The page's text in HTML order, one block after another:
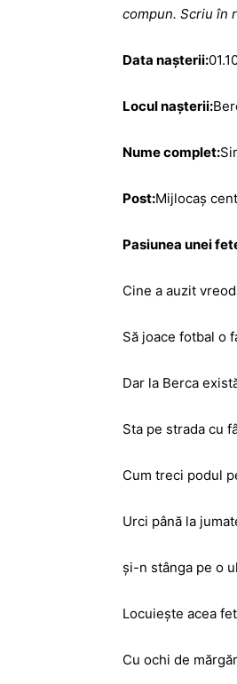
compun. Scriu în
Data naşterii:
Locul naşterii:
Nume complet:
Post:Mijlocaş
Pasiunea unei
Cine a auzit
Să joace fotbal o
Dar la Berca
Sta pe strada cu
Cum treci podul
Urci până la
şi-n stânga pe o
Locuieşte acea
Cu ochi de